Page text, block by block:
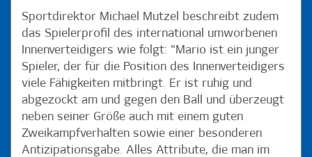
Sportdirektor Michael Mutzel beschreibt zudem
das Spielerprofil des international umworbenen
Innenverteidigers wie folgt: "Mario ist ein junger
Spieler, der für die Position des Innenverteidigers
viele Fähigkeiten mitbringt. Er ist ruhig und
abgezockt am und gegen den Ball und überzeugt
neben seiner Größe auch mit einem guten
Zweikampfverhalten sowie einer besonderen
Antizipationsgabe. Alles Attribute, die man im